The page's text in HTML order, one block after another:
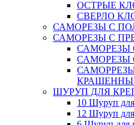
ОСТРЫЕ
СВЕРЛО
САМОРЕЗЫ С
САМОРЕЗЫ С
САМОРЕЗЫ
САМОРЕЗЫ
ШУРУП ДЛЯ
10 Шуруп
12 Шуруп